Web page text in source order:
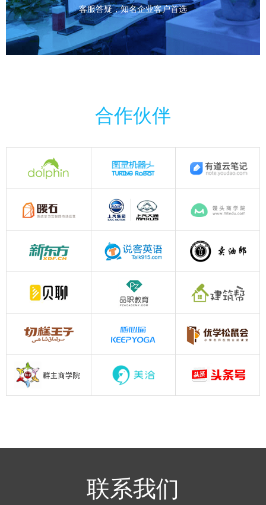
客服答疑，知名企业客户首选
合作伙伴
联系我们